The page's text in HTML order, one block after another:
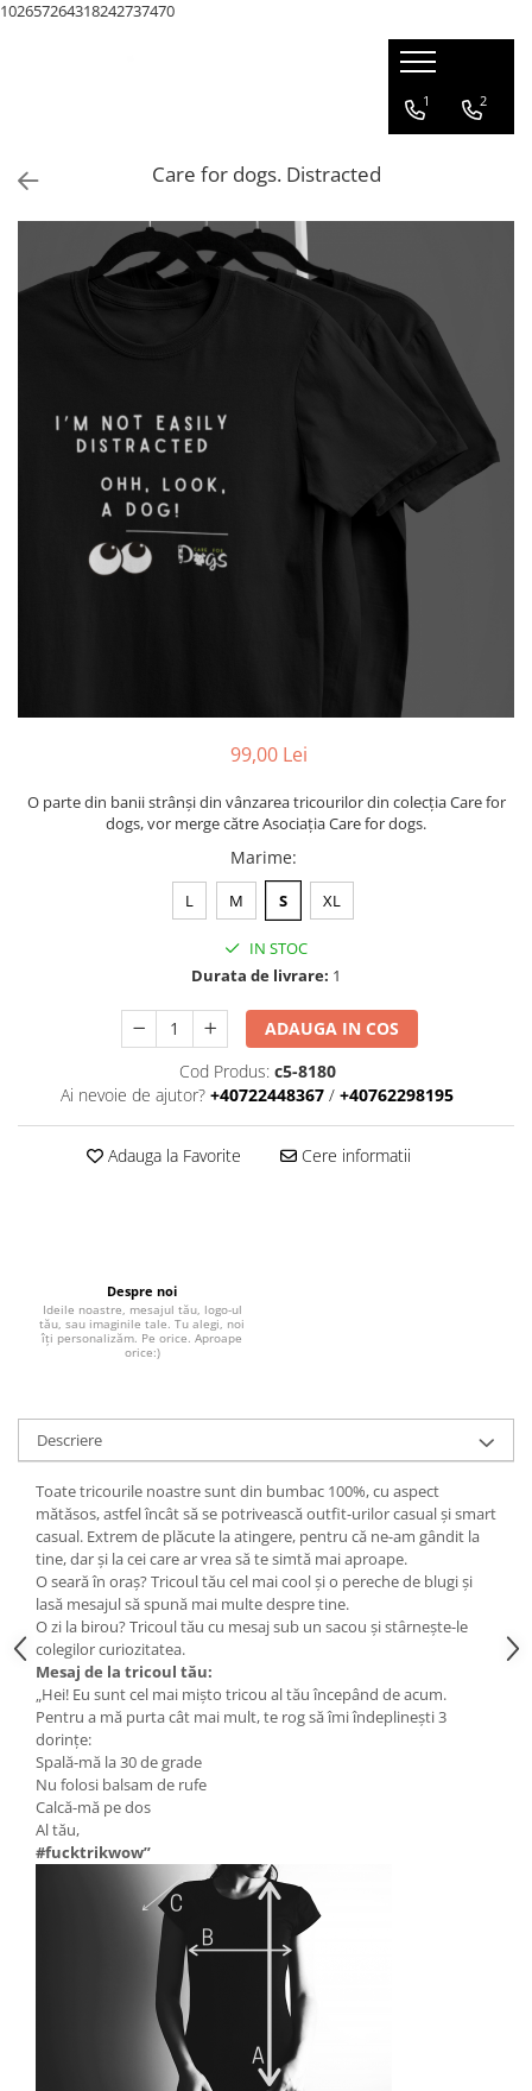
102657264318242737470
1 2
Care for dogs. Distracted
99,00 Lei
O parte din banii strânși din vânzarea tricourilor din colecția Care for
dogs, vor merge către Asociația Care for dogs.
Marime:
L M S XL
IN STOC
Durata de livrare: 1
ADAUGA IN COS
Cod Produs: c5-8180
Ai nevoie de ajutor? +40722448367 / +40762298195
Adauga la Favorite Cere informatii
Despre noi
Ideile noastre, mesajul tău, logo-ul
tău, sau imaginile tale. Tu alegi, noi
îți personalizăm. Pe orice. Aproape
orice:)
Descriere
Toate tricourile noastre sunt din bumbac 100%, cu aspect
mătăsos, astfel încât să se potrivească outfit-urilor casual și smart
casual. Extrem de plăcute la atingere, pentru că ne-am gândit la
tine, dar și la cei care ar vrea să te simtă mai aproape.
O seară în oraș? Tricoul tău cel mai cool și o pereche de blugi și
lasă mesajul să spună mai multe despre tine.
O zi la birou? Tricoul tău cu mesaj sub un sacou și stârnește-le
colegilor curiozitatea.
Mesaj de la tricoul tău:
„Hei! Eu sunt cel mai mișto tricou al tău începând de acum.
Pentru a mă purta cât mai mult, te rog să îmi îndeplinești 3
dorințe:
Spală-mă la 30 de grade
Nu folosi balsam de rufe
Calcă-mă pe dos
Al tău,
#fucktrikwow”